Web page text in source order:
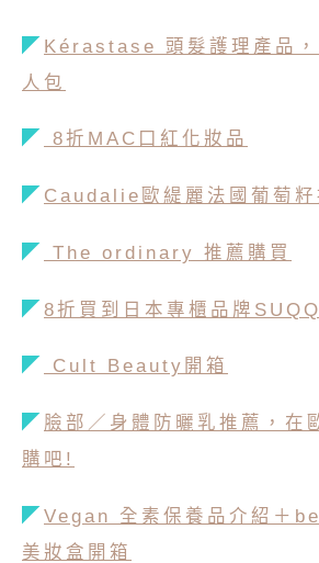
◤ Kérastase 頭髮護理產品，
人包
◤ 8折MAC口紅化妝品
◤ Caudalie歐緹麗法國葡萄籽
◤ The ordinary 推薦購買
◤ 8折買到日本專櫃品牌
◤ Cult Beauty開箱
◤ 臉部／身體防曬乳推薦，在
購吧!
◤ Vegan 全素保養品介紹＋
美妝盒開箱